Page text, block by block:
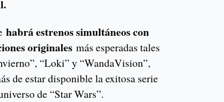
habrá estrenos simultáneos con
originales más esperadas tales
“Loki” y “WandaVision”,
de estar disponible la exitosa serie
de “Star Wars”.